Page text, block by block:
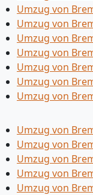
Umzug von
Umzug von
Umzug von
Umzug von
Umzug von
Umzug von
Umzug von
Umzug von
Umzug von
Umzug von
Umzug von
Umzug von